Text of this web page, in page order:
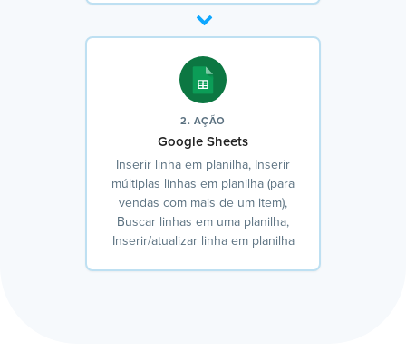
2. AÇÃO
Google Sheets
Inserir linha em planilha, Inserir
múltiplas linhas em planilha (para
vendas com mais de um item),
Buscar linhas em uma planilha,
Inserir/atualizar linha em planilha